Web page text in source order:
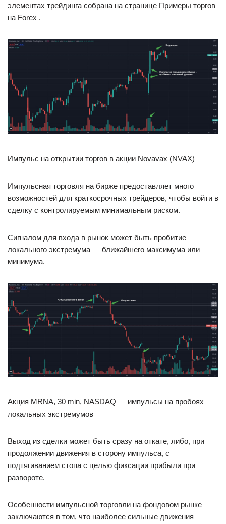
элементах трейдинга собрана на странице Примеры торгов
на Forex .
Импульс на открытии торгов в акции Novavax (NVAX)
Импульсная торговля на бирже предоставляет много
возможностей для краткосрочных трейдеров, чтобы войти в
сделку с контролируемым минимальным риском.
Сигналом для входа в рынок может быть пробитие
локального экстремума — ближайшего максимума или
минимума.
Акция MRNA, 30 min, NASDAQ — импульсы на пробоях
локальных экстремумов
Выход из сделки может быть сразу на откате, либо, при
продолжении движения в сторону импульса, с
подтягиванием стопа с целью фиксации прибыли при
развороте.
Особенности импульсной торговли на фондовом рынке
заключаются в том, что наиболее сильные движения